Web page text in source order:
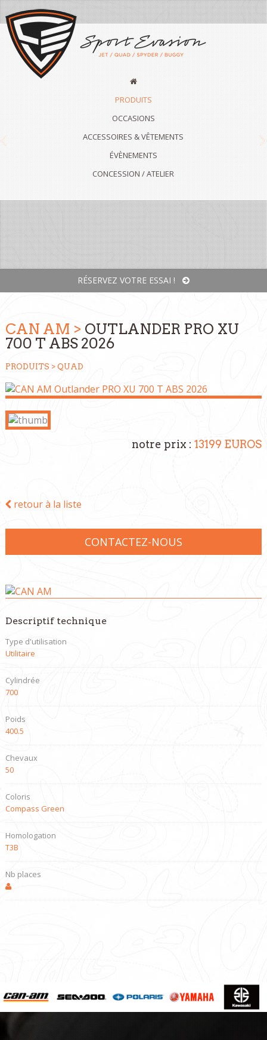
PRODUITS
OCCASIONS
ACCESSOIRES & VÊTEMENTS
ÉVÈNEMENTS
CONCESSION / ATELIER
Previous
RÉSERVEZ VOTRE ESSAI !
CAN AM > OUTLANDER PRO XU
700 T ABS 2026
PRODUITS > QUAD
notre prix :13199 EUROS
retour à la liste
CONTACTEZ-NOUS
Descriptif technique
Type d'utilisation
Utilitaire
Cylindrée
700
Poids
400.5
Chevaux
50
Coloris
Compass Green
Homologation
T3B
Nb places